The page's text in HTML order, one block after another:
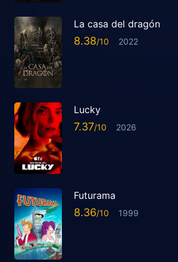
La casa del dragón
8.38 2022
Lucky
7.37 2026
Futurama
8.36 1999